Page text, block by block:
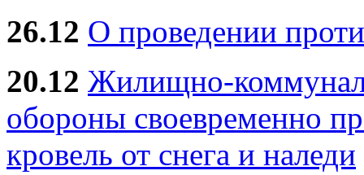
26.12 О проведении
20.12 Жилищно-
обороны своевременно
кровель от снега и наледи